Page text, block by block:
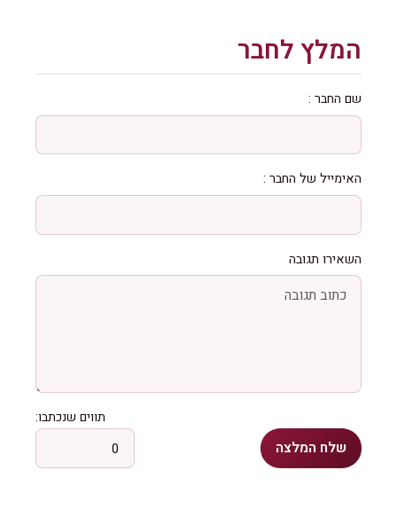
המלץ לחבר
שם החבר :
האימייל של החבר :
השאירו תגובה
שלח המלצה
תווים שנכתבו: